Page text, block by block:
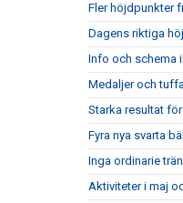
Fler höjdpunkter
Dagens riktiga
Info och schema
Medaljer och
Starka resultat
Fyra nya svarta
Inga ordinarie
Aktiviteter i maj